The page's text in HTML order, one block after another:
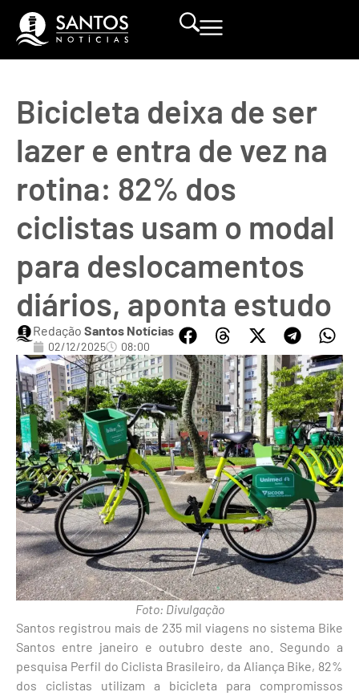
Bicicleta deixa de ser
lazer e entra de vez na
rotina: 82% dos
ciclistas usam o modal
para deslocamentos
diários, aponta estudo
Redação Santos Notícias
02/12/2025 08:00
Foto: Divulgação
Santos registrou mais de 235 mil viagens no sistema Bike
Santos entre janeiro e outubro deste ano. Segundo a
pesquisa Perfil do Ciclista Brasileiro, da Aliança Bike, 82%
dos ciclistas utilizam a bicicleta para compromissos